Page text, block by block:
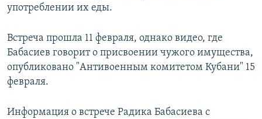
употреблении их еды.
Встреча прошла 11 февраля, однако видео, где
Бабасиев говорит о присвоении чужого имущества,
опубликовано "Антивоенным комитетом Кубани" 15
февраля.
Информация о встрече Радика Бабасиева с